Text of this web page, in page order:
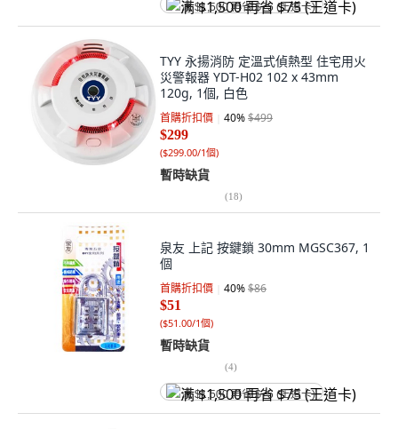
满 $1,500 再省 $75 (王道卡)
TYY 永揚消防 定溫式偵熱型 住宅用火
災警報器 YDT-H02 102 x 43mm
120g, 1個, 白色
首購折扣價 40%$499
$299
($299.00/1個)
暫時缺貨
(18)
泉友 上記 按鍵鎖 30mm MGSC367, 1
個
首購折扣價 40%$86
$51
($51.00/1個)
暫時缺貨
(4)
满 $1,500 再省 $75 (王道卡)